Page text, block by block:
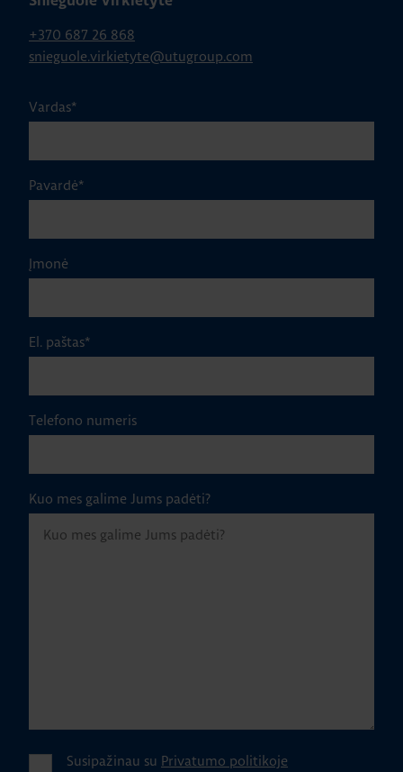
+370 687 26 868
snieguole.virkietyte@utugroup.com
Vardas*
Pavardė*
Įmonė
El. paštas*
Telefono numeris
Kuo mes galime Jums padėti?
Susipažinau su Privatumo politikoje